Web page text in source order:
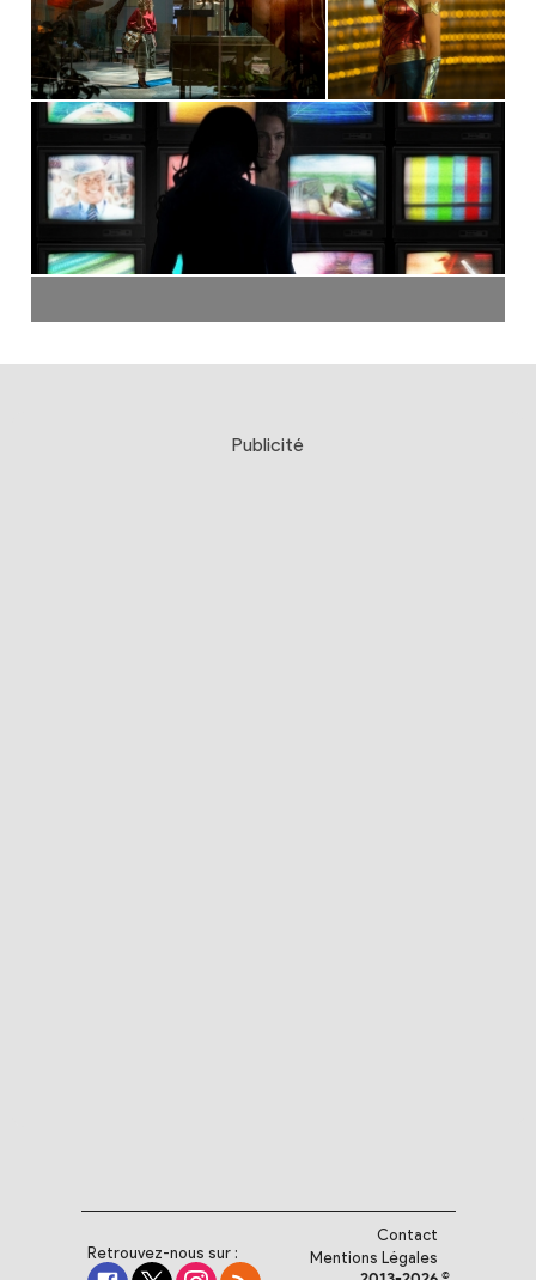
Publicité
Retrouvez-nous sur :
Contact
Mentions Légales